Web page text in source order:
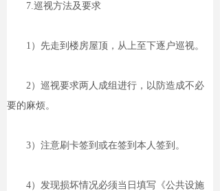
7.巡视方法及要求
1）先走到楼房屋顶，从上至下逐户巡视。
2）巡视要求两人成组进行，以防造成不必
要的麻烦。
3）注意刷卡签到或在签到本人签到。
4）发现损坏情况必须当日填写《公共设施